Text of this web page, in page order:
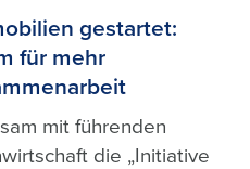
gestartet:
für mehr
mit führenden
die „Initiative